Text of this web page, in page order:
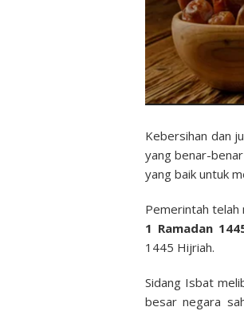
Kebersihan dan
yang benar-
yang baik untuk
Pemerintah telah
1 Ramadan
1445 Hijriah.
Sidang Isbat
besar negara